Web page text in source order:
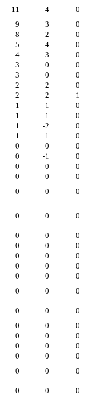
11 4
0
9 3
0
8 -2
0
5 4
0
4 3
0
3 0
0
3 0
0
2 2
0
2 2
1
1 1
0
1 1
0
1 -2
0
1 1
0
0 0
0
0 -1
0
0 0
0
0 0
0
0 0
0
0 0 0
0 0
0
0 0
0
0 0
0
0 0
0
0 0
0
0 0
0
0 0
0
0 0
0
0 0
0
0 0
0
0 0
0
0 0
0
0 0
0